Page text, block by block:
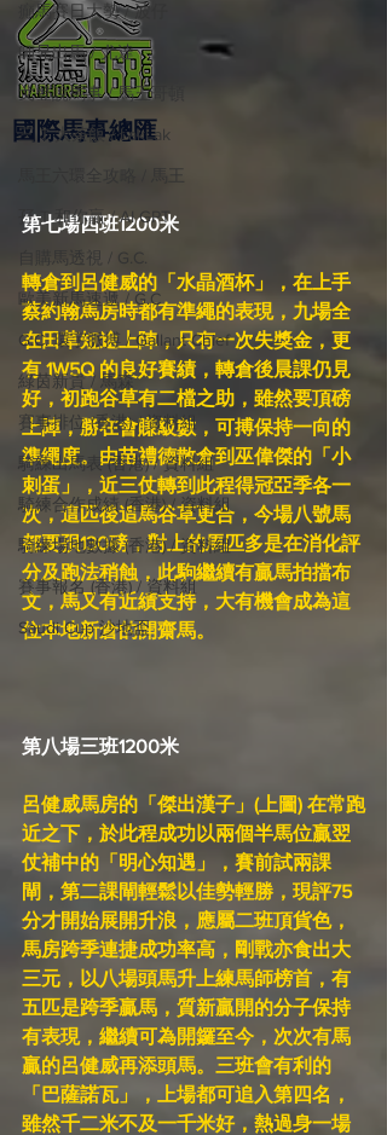
國際​馬事總匯
癲馬賽日大勢 / 波仔
師兄出馬 / 尤達
戈登說馬事 / 馬王哥頓
三 T 大茶飯 / LakLak
孖 T 和你贏 / AI GPT
自購馬透視 / G.C.
歐美新馬速遞 / G.C
G.C. 環宇脈搏 / Gallant Chief
綠茵新貴 / 馬森
賽事排位 (香港) / 資料組
騎練出馬表 (香港) / 資料組
騎練合作成績 (香港) / 資料組
騎練場地數據 (香港) / 資料組
賽事報名 (香港) / 資料組
Saudi Cup 沙地盃
第七場四班1200米
轉倉到呂健威的「水晶酒杯」，在上手
蔡約翰馬房時都有準繩的表現，九場全
在田草短途上陣，只有一次失獎金，更
有 1W5Q 的良好賽績，轉倉後晨課仍見
好，初跑谷草有二檔之助，雖然要頂磅
上陣，勝在會賺級數，可搏保持一向的
準繩度。由苗禮德散倉到巫偉傑的「小
刺蛋」，近三仗轉到此程得冠亞季各一
次，這匹後追馬谷草更合，今場八號馬
都要孭130磅，對上的馬匹多是在消化評
分及跑法稍蝕，此駒繼續有贏馬拍擋布
文，馬又有近績支持，大有機會成為這
位本地新倉的開齋馬。
第八場三班1200米
呂健威馬房的「傑出漢子」(上圖) 在常跑
近之下，於此程成功以兩個半馬位贏翌
仗補中的「明心知遇」，賽前試兩課
閘，第二課閘輕鬆以佳勢輕勝，現評75
分才開始展開升浪，應屬二班頂貨色，
馬房跨季連捷成功率高，剛戰亦食出大
三元，以八場頭馬升上練馬師榜首，有
五匹是跨季贏馬，質新贏開的分子保持
有表現，繼續可為開鑼至今，次次有馬
贏的呂健威再添頭馬。三班會有利的
「巴薩諾瓦」，上場都可追入第四名，
雖然千二米不及一千米好，熱過身一場